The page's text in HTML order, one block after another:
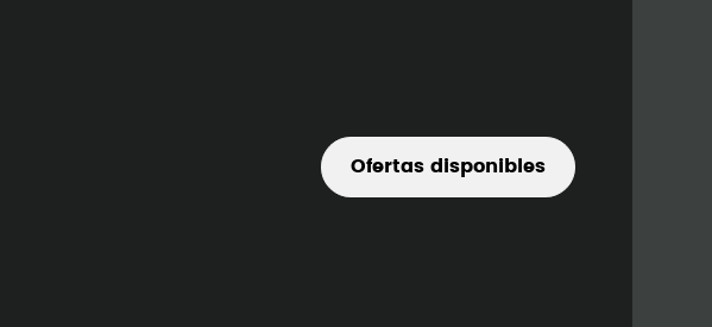
Ofertas disponibles